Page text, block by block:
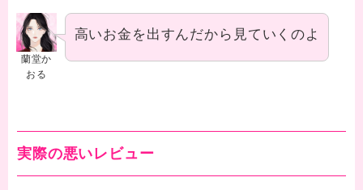
蘭堂か
おる
高いお金を出すんだから見ていくのよ
実際の悪いレビュー